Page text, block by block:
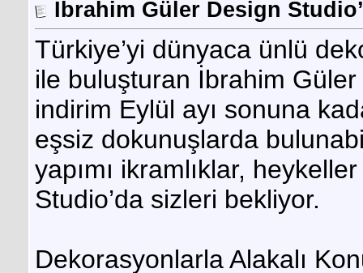
İbrahim Güler Design
Türkiye’yi dünyaca ünlü
ile buluşturan İbrahim
indirim Eylül ayı sonuna
eşsiz dokunuşlarda
yapımı ikramlıklar,
Studio’da sizleri bekliyor.
Dekorasyonlarla Alakalı